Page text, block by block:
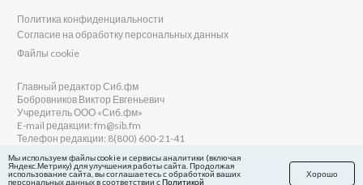
Политика конфиденциальности
Согласие на обработку персональных данных
Файлы cookie
Главный редактор Сиб.фм
Бобровников Виктор Евгеньевич
Учредитель ООО «Сиб.фм»
E-mail редакции: fm@sib.fm
Телефон редакции: 8(800) 600-21-41
Мы используем файлы cookie и сервисы аналитики (включая
Яндекс.Метрику) для улучшения работы сайта. Продолжая
использование сайта, вы соглашаетесь с обработкой ваших
персональных данных в соответствии сПолитикой
Хорошо